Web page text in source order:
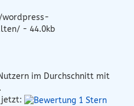
- 44.0kb
im Durchschnitt mit
jetzt: